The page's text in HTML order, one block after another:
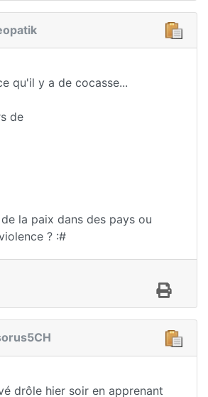
qu'il y a de cocasse...
de
la paix dans des pays ou
? :#
drôle hier soir en apprenant